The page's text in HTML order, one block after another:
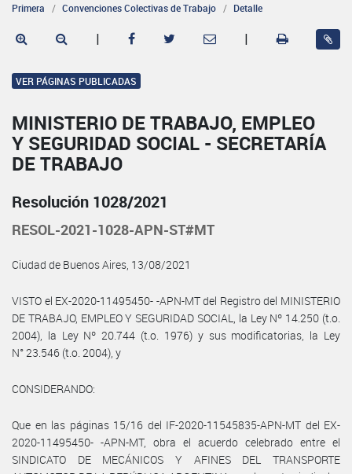
Primera Convenciones Colectivas de Trabajo Detalle
| |
VER PÁGINAS PUBLICADAS
MINISTERIO DE TRABAJO, EMPLEO
Y SEGURIDAD SOCIAL - SECRETARÍA
DE TRABAJO
Resolución 1028/2021
RESOL-2021-1028-APN-ST#MT
Ciudad de Buenos Aires, 13/08/2021
VISTO el EX-2020-11495450- -APN-MT del Registro del MINISTERIO
DE TRABAJO, EMPLEO Y SEGURIDAD SOCIAL, la Ley Nº 14.250 (t.o.
2004), la Ley Nº 20.744 (t.o. 1976) y sus modificatorias, la Ley
N° 23.546 (t.o. 2004), y
CONSIDERANDO:
Que en las páginas 15/16 del IF-2020-11545835-APN-MT del EX-
2020-11495450- -APN-MT, obra el acuerdo celebrado entre el
SINDICATO DE MECÁNICOS Y AFINES DEL TRANSPORTE